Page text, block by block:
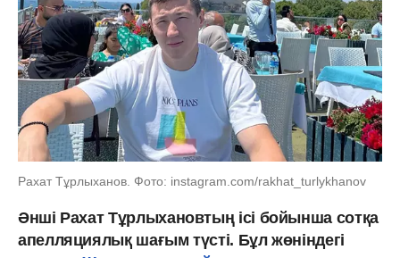
Рахат Тұрлыханов. Фото: instagram.com/rakhat_turlykhanov
Әнші Рахат Тұрлыхановтың ісі бойынша сотқа
апелляциялық шағым түсті. Бұл жөніндегі